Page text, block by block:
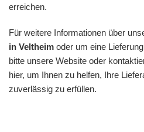
erreichen.
Für weitere Informationen über
in Veltheim oder um eine
bitte unsere Website oder
hier, um Ihnen zu helfen, Ihre
zuverlässig zu erfüllen.